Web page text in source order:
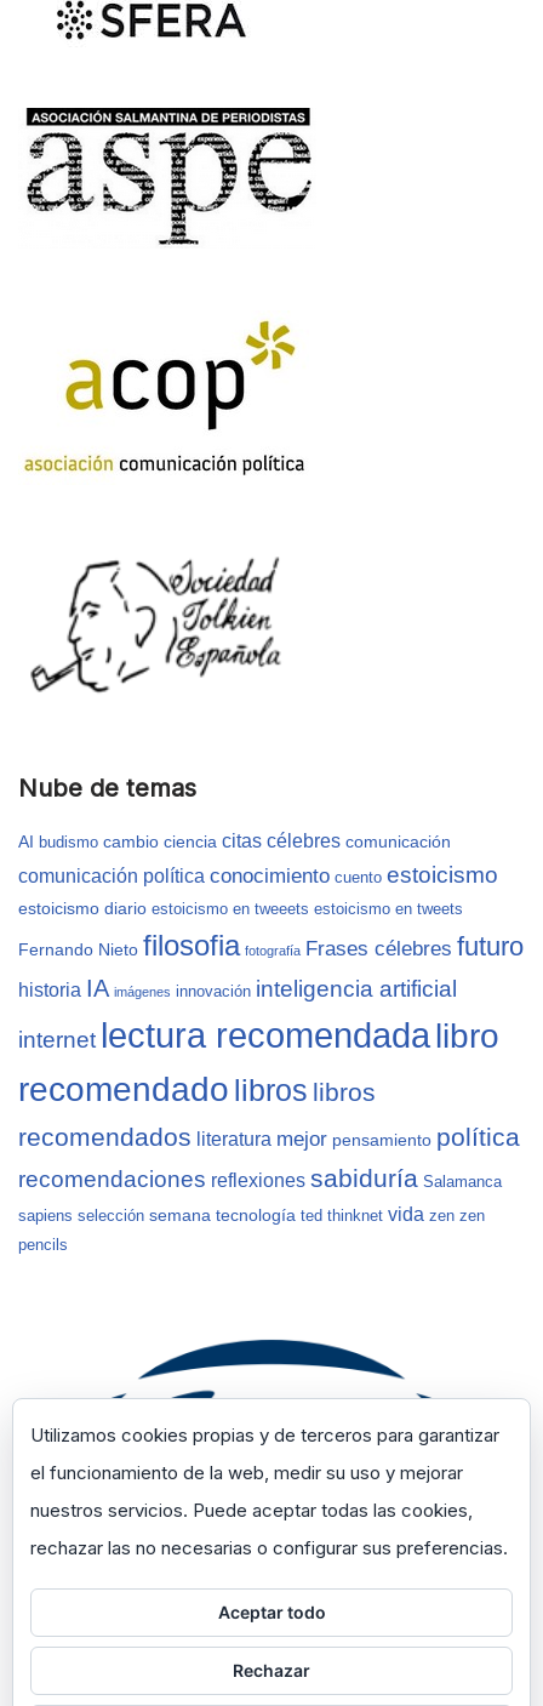
Nube de temas
AI budismo cambio ciencia citas célebres comunicación
comunicación política conocimiento cuento estoicismo
estoicismo diario estoicismo en tweeets estoicismo en tweets
Fernando Nieto filosofia fotografía Frases célebres futuro
historia IA imágenes innovación inteligencia artificial
internet lectura recomendadalibro
recomendado libros libros
recomendados literatura mejor pensamiento política
recomendaciones reflexiones sabiduría Salamanca
sapiens selección semana tecnología ted thinknet vida zen zen
pencils
Utilizamos cookies propias y de terceros para garantizar
el funcionamiento de la web, medir su uso y mejorar
nuestros servicios. Puede aceptar todas las cookies,
rechazar las no necesarias o configurar sus preferencias.
Aceptar todo
Rechazar